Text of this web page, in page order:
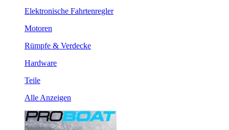
Elektronische Fahrtenregler
Motoren
Rümpfe & Verdecke
Hardware
Teile
Alle Anzeigen